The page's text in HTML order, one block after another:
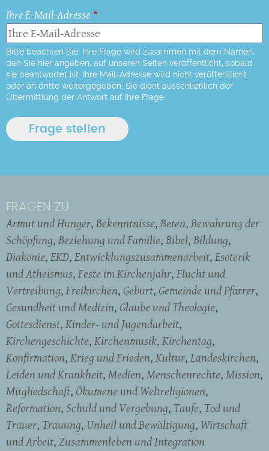
Ihre E-Mail-Adresse
Bitte beachten Sie: Ihre Frage wird zusammen mit dem Namen,
den Sie hier angeben, auf unseren Seiten veröffentlicht, sobald
sie beantwortet ist. Ihre Mail-Adresse wird nicht veröffentlicht
oder an dritte weitergegeben. Sie dient ausschließlich der
Übermittlung der Antwort auf Ihre Frage.
FRAGEN ZU
Armut und Hunger Bekenntnisse Beten Bewahrung der
Schöpfung Beziehung und Familie Bibel Bildung
Diakonie EKD Entwicklungszusammenarbeit Esoterik
und Atheismus Feste im Kirchenjahr Flucht und
Vertreibung Freikirchen Geburt Gemeinde und Pfarrer
Gesundheit und Medizin Glaube und Theologie
Gottesdienst Kinder- und Jugendarbeit
Kirchengeschichte Kirchenmusik Kirchentag
Konfirmation Krieg und Frieden Kultur Landeskirchen
Leiden und Krankheit Medien Menschenrechte Mission
Mitgliedschaft Ökumene und Weltreligionen
Reformation Schuld und Vergebung Taufe Tod und
Trauer Trauung Unheil und Bewältigung Wirtschaft
und Arbeit Zusammenleben und Integration